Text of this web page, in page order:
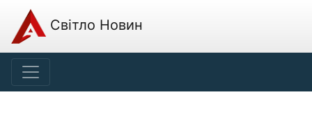
Світло Новин